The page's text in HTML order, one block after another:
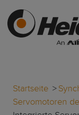
Startseite
Servomotoren